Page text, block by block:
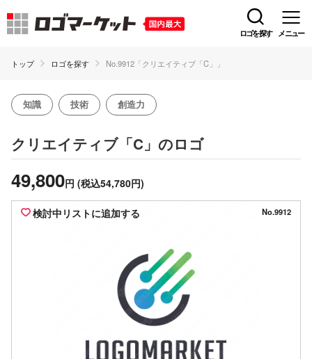
ロゴを探す メニュー
トップ ロゴを探す No.9912「クリエイティブ「C」」
知識 技術 創造力
クリエイティブ「C」 のロゴ
49,800円 (税込54,780円)
検討中リストに追加する No.9912